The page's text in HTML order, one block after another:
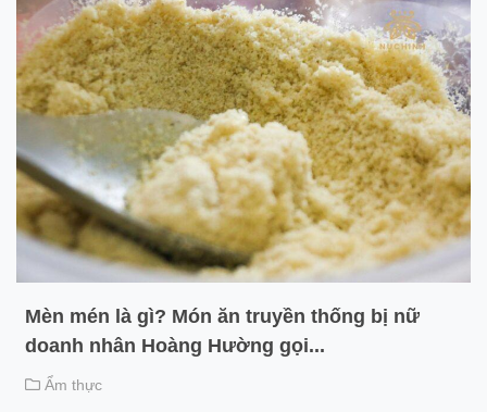
Mèn mén là gì? Món ăn truyền thống bị nữ
doanh nhân Hoàng Hường gọi...
Ẩm thực